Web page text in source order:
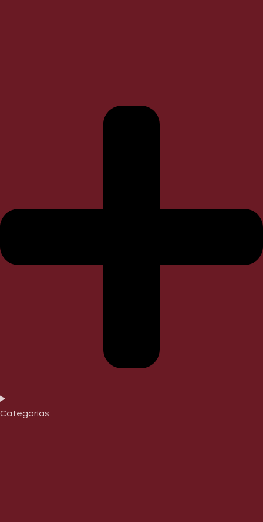
Categorías